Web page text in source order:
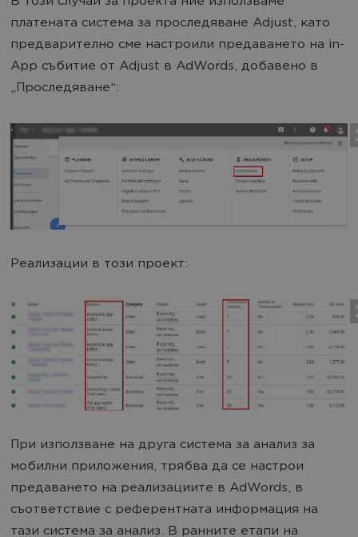
платената система за проследяване Adjust, като
предварително сме настроили предаването на in-
App събитие от Adjust в AdWords, добавено в
„Проследяване“:
Реализации в този проект:
При използване на друга система за анализ за
мобилни приложения, трябва да се настрои
предаването на реализациите в AdWords, в
съответствие с референтната информация на
тази система за анализ. В ранните етапи на